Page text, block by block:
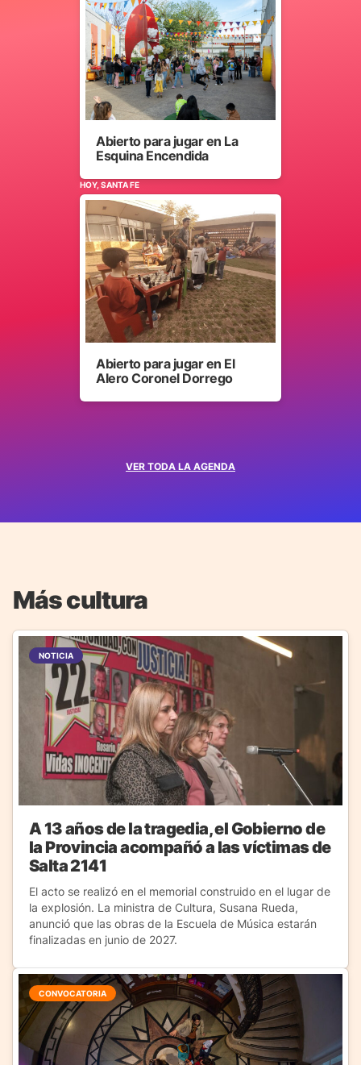
VER TODA LA AGENDA
Abierto para jugar en La
Esquina Encendida
HOY, SANTA FE
Abierto para jugar en El
Alero Coronel Dorrego
Más cultura
NOTICIA
A 13 años de la tragedia, el Gobierno de
la Provincia acompañó a las víctimas de
Salta 2141
El acto se realizó en el memorial construido en el lugar de
la explosión. La ministra de Cultura, Susana Rueda,
anunció que las obras de la Escuela de Música estarán
finalizadas en junio de 2027.
CONVOCATORIA